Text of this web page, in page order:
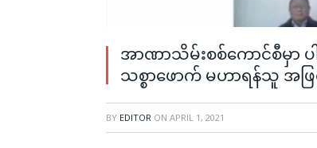
အာဏာသိမ်းစစ်ကောင်စီမှာ ပ
သစ္စာဖောက် မဟာရန်သူ အဖ
BY EDITOR ON APRIL 1, 2021